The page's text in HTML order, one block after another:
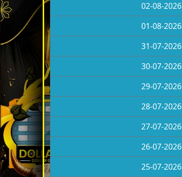
02-08-2026
01-08-2026
31-07-2026
30-07-2026
29-07-2026
28-07-2026
27-07-2026
26-07-2026
25-07-2026